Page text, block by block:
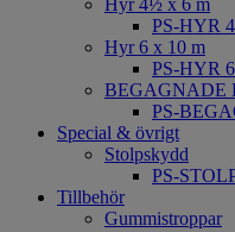
Hyr 4½ x 6 m
PS-HYR
Hyr 6 x 10 m
PS-HYR
BEGAGNADE
PS-
Special & övrigt
Stolpskydd
PS-
Tillbehör
Gummistroppar